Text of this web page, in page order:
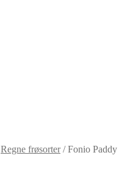
Regne frøsorter/Fonio